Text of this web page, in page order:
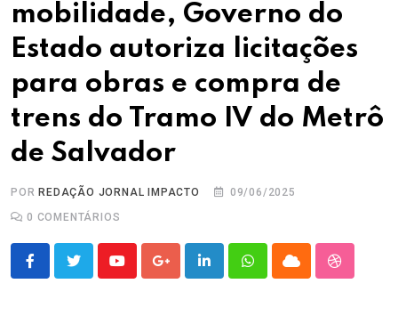
mobilidade, Governo do
Estado autoriza licitações
para obras e compra de
trens do Tramo IV do Metrô
de Salvador
POR REDAÇÃO JORNAL IMPACTO
09/06/2025
0 COMENTÁRIOS
YoutubeGoogle+LinkedInWhatsappCloud